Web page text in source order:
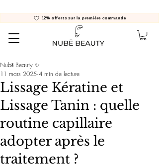
12% offerts sur la première commande
Lissage Kératine et
Lissage Tanin : quelle
routine capillaire
adopter après le
traitement ?
Nubē Beauty ✨
11 mars 2025 4 min de lecture